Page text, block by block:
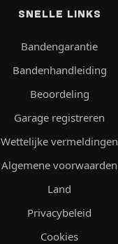
SNELLE LINKS
Bandengarantie
Bandenhandleiding
Beoordeling
Garage registreren
Wettelijke vermeldingen
Algemene voorwaarden
Land
Privacybeleid
Cookies